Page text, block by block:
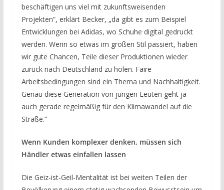
beschäftigen uns viel mit zukunftsweisenden
Projekten“, erklärt Becker, „da gibt es zum Beispiel
Entwicklungen bei Adidas, wo Schuhe digital gedruckt
werden. Wenn so etwas im großen Stil passiert, haben
wir gute Chancen, Teile dieser Produktionen wieder
zurück nach Deutschland zu holen. Faire
Arbeitsbedingungen sind ein Thema und Nachhaltigkeit.
Genau diese Generation von jungen Leuten geht ja
auch gerade regelmäßig für den Klimawandel auf die
Straße.“
Wenn Kunden komplexer denken, müssen sich
Händler etwas einfallen lassen
Die Geiz-ist-Geil-Mentalität ist bei weiten Teilen der